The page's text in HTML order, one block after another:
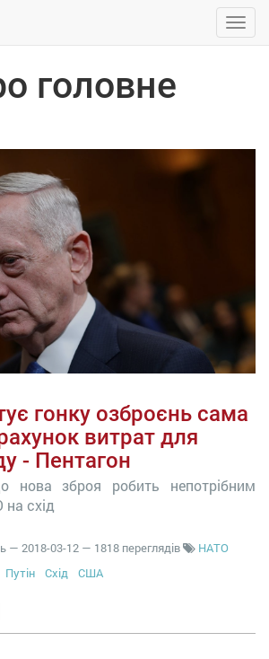
головне
гонку озброєнь сама
витрат для
- Пентагон
нова зброя робить непотрібним
схід
— 2018-03-12 — 1818 переглядів
НАТО
Путін Схід США